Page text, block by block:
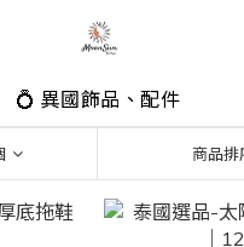
💍 異國飾品、配件
商品排